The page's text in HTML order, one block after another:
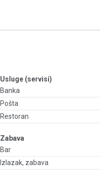
Usluge (servisi)
Banka
Pošta
Restoran
Zabava
Bar
Izlazak, zabava